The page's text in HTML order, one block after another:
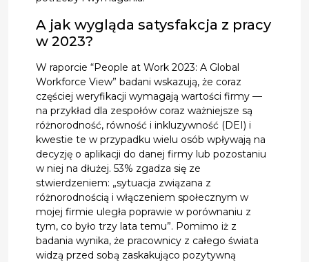
A jak wygląda satysfakcja z pracy
w 2023?
W raporcie “People at Work 2023: A Global
Workforce View” badani wskazują, że coraz
częściej weryfikacji wymagają wartości firmy —
na przykład dla zespołów coraz ważniejsze są
różnorodność, równość i inkluzywność (DEI) i
kwestie te w przypadku wielu osób wpływają na
decyzję o aplikacji do danej firmy lub pozostaniu
w niej na dłużej. 53% zgadza się ze
stwierdzeniem: „sytuacja związana z
różnorodnością i włączeniem społecznym w
mojej firmie uległa poprawie w porównaniu z
tym, co było trzy lata temu”. Pomimo iż z
badania wynika, że pracownicy z całego świata
widzą przed sobą zaskakująco pozytywną